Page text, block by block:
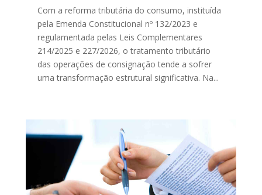
Com a reforma tributária do consumo, instituída
pela Emenda Constitucional nº 132/2023 e
regulamentada pelas Leis Complementares
214/2025 e 227/2026, o tratamento tributário
das operações de consignação tende a sofrer
uma transformação estrutural significativa. Na...